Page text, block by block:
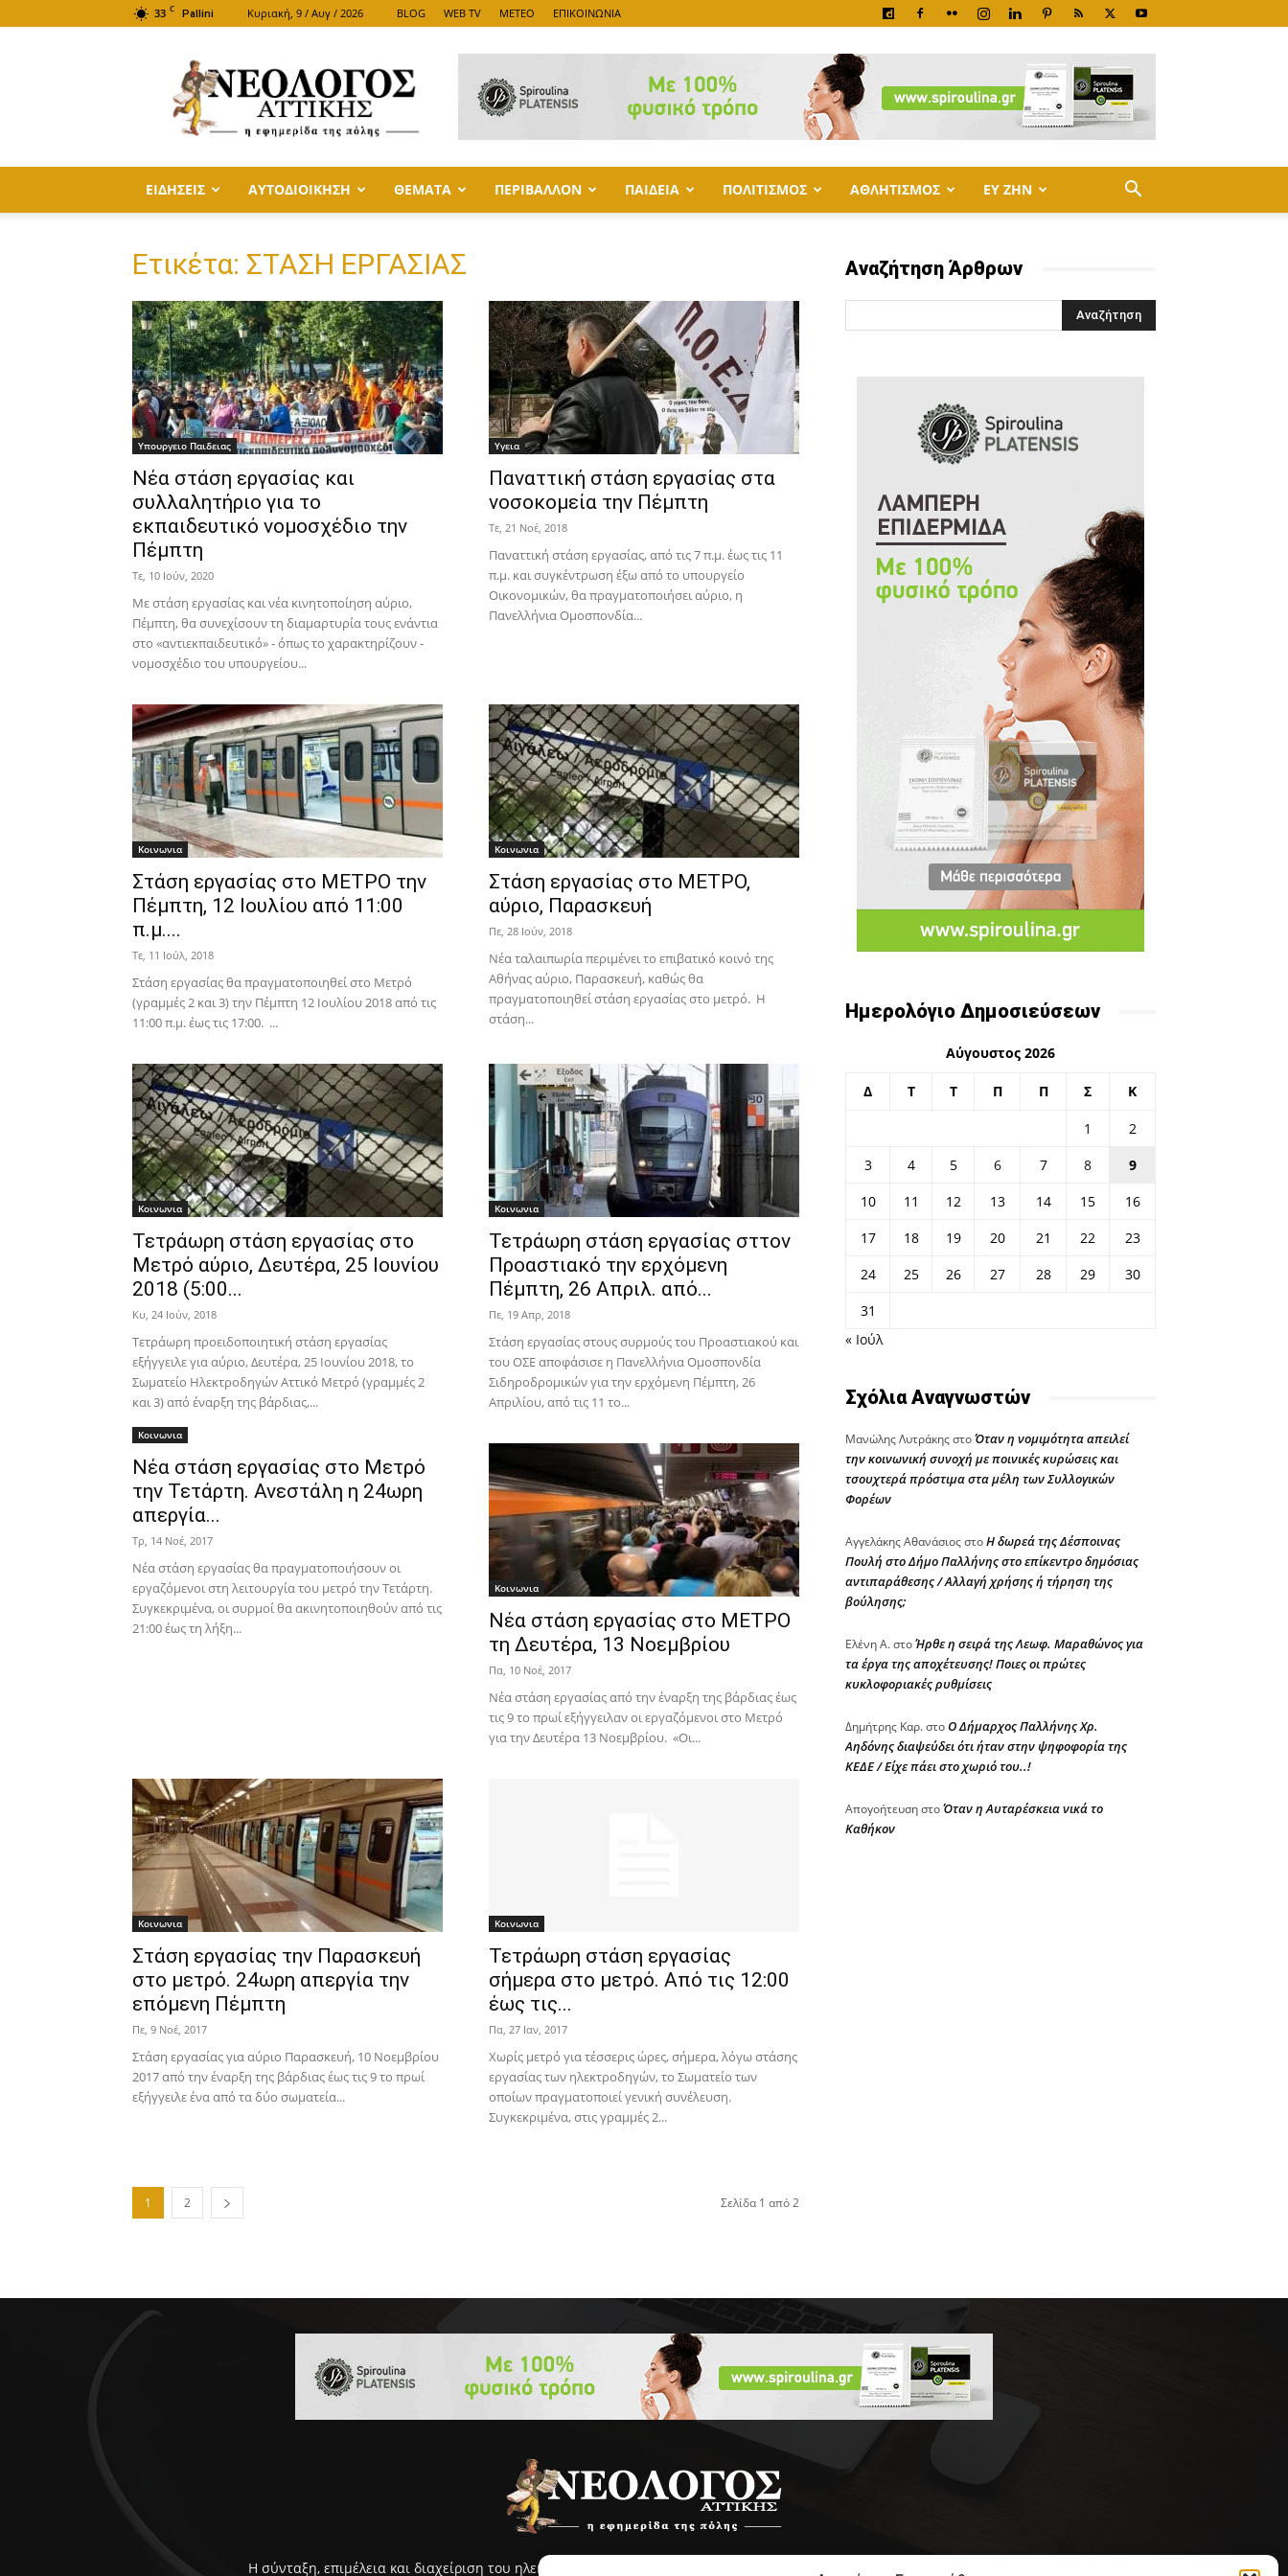
33 C Pallini Κυριακή, 9 / Αυγ / 2026 BLOG WEB TV METEO ΕΠΙΚΟΙΝΩΝΙΑ
ΑΤΤΙΚΗΣ
ΕΙΔΗΣΕΙΣ ΑΥΤΟΔΙΟΙΚΗΣΗ ΘΕΜΑΤΑ ΠΕΡΙΒΑΛΛΟΝ ΠΑΙΔΕΙΑ ΠΟΛΙΤΙΣΜΟΣ ΑΘΛΗΤΙΣΜΟΣ ΕΥ ΖΗΝ
Ετικέτα: ΣΤΑΣΗ ΕΡΓΑΣΙΑΣ
Υπουργειο Παιδειας
Νέα στάση εργασίας και
συλλαλητήριο για το
εκπαιδευτικό νομοσχέδιο την
Πέμπτη
Τε, 10 Ιούν, 2020
Με στάση εργασίας και νέα κινητοποίηση αύριο,
Πέμπτη, θα συνεχίσουν τη διαμαρτυρία τους ενάντια
στο «αντιεκπαιδευτικό» - όπως το χαρακτηρίζουν -
νομοσχέδιο του υπουργείου...
Υγεια
Παναττική στάση εργασίας στα
νοσοκομεία την Πέμπτη
Τε, 21 Νοέ, 2018
Παναττική στάση εργασίας, από τις 7 π.μ. έως τις 11
π.μ. και συγκέντρωση έξω από το υπουργείο
Οικονομικών, θα πραγματοποιήσει αύριο, η
Πανελλήνια Ομοσπονδία...
Κοινωνια
Στάση εργασίας στο ΜΕΤΡΟ την
Πέμπτη, 12 Ιουλίου από 11:00
π.μ....
Τε, 11 Ιούλ, 2018
Στάση εργασίας θα πραγματοποιηθεί στο Μετρό
(γραμμές 2 και 3) την Πέμπτη 12 Ιουλίου 2018 από τις
11:00 π.μ. έως τις 17:00. ...
Κοινωνια
Στάση εργασίας στο ΜΕΤΡΟ,
αύριο, Παρασκευή
Πε, 28 Ιούν, 2018
Nέα ταλαιπωρία περιμένει το επιβατικό κοινό της
Αθήνας αύριο, Παρασκευή, καθώς θα
πραγματοποιηθεί στάση εργασίας στο μετρό. Η
στάση...
Κοινωνια
Τετράωρη στάση εργασίας στο
Μετρό αύριο, Δευτέρα, 25 Ιουνίου
2018 (5:00...
Κυ, 24 Ιούν, 2018
Τετράωρη προειδοποιητική στάση εργασίας
εξήγγειλε για αύριο, Δευτέρα, 25 Ιουνίου 2018, το
Σωματείο Ηλεκτροδηγών Αττικό Μετρό (γραμμές 2
και 3) από έναρξη της βάρδιας,...
Κοινωνια
Τετράωρη στάση εργασίας σττον
Προαστιακό την ερχόμενη
Πέμπτη, 26 Απριλ. από...
Πε, 19 Απρ, 2018
Στάση εργασίας στους συρμούς του Προαστιακού και
του ΟΣΕ αποφάσισε η Πανελλήνια Ομοσπονδία
Σιδηροδρομικών για την ερχόμενη Πέμπτη, 26
Απριλίου, από τις 11 το...
Κοινωνια
Νέα στάση εργασίας στο Μετρό
την Τετάρτη. Ανεστάλη η 24ωρη
απεργία...
Τρ, 14 Νοέ, 2017
Νέα στάση εργασίας θα πραγματοποιήσουν οι
εργαζόμενοι στη λειτουργία του μετρό την Τετάρτη.
Συγκεκριμένα, οι συρμοί θα ακινητοποιηθούν από τις
21:00 έως τη λήξη...
Κοινωνια
Νέα στάση εργασίας στο ΜΕΤΡΟ
τη Δευτέρα, 13 Νοεμβρίου
Πα, 10 Νοέ, 2017
Nέα στάση εργασίας από την έναρξη της βάρδιας έως
τις 9 το πρωί εξήγγειλαν οι εργαζόμενοι στο Μετρό
για την Δευτέρα 13 Νοεμβρίου. «Οι...
Κοινωνια
Στάση εργασίας την Παρασκευή
στο μετρό. 24ωρη απεργία την
επόμενη Πέμπτη
Πε, 9 Νοέ, 2017
Στάση εργασίας για αύριο Παρασκευή, 10 Νοεμβρίου
2017 από την έναρξη της βάρδιας έως τις 9 το πρωί
εξήγγειλε ένα από τα δύο σωματεία...
Κοινωνια
Τετράωρη στάση εργασίας
σήμερα στο μετρό. Από τις 12:00
έως τις...
Πα, 27 Ιαν, 2017
Xωρίς μετρό για τέσσερις ώρες, σήμερα, λόγω στάσης
εργασίας των ηλεκτροδηγών, το Σωματείο των
οποίων πραγματοποιεί γενική συνέλευση.
Συγκεκριμένα, στις γραμμές 2...
1 2 Σελίδα 1 από 2
Αναζήτηση Άρθρων
Ημερολόγιο Δημοσιεύσεων
Αύγουστος 2026
Δ Τ Τ Π Π Σ Κ
1
2
3
4 5 6 7 8
9
10
11 12 13 14 15
16
17
18 19 20 21 22
23
24
25 26 27 28 29
30
31
« Ιούλ
Σχόλια Αναγνωστών
Μανώλης ΛυτράκηςστοΌταν η νομιμότητα απειλεί
την κοινωνική συνοχή με ποινικές κυρώσεις και
τσουχτερά πρόστιμα στα μέλη των Συλλογικών
Φορέων
Αγγελάκης ΑθανάσιοςστοΗ δωρεά της Δέσποινας
Πουλή στο Δήμο Παλλήνης στο επίκεντρο δημόσιας
αντιπαράθεσης / Αλλαγή χρήσης ή τήρηση της
βούλησης;
Ελένη Α.στοΉρθε η σειρά της Λεωφ. Μαραθώνος για
τα έργα της αποχέτευσης! Ποιες οι πρώτες
κυκλοφοριακές ρυθμίσεις
Δημήτρης Καρ.στοΟ Δήμαρχος Παλλήνης Χρ.
Αηδόνης διαψεύδει ότι ήταν στην ψηφοφορία της
ΚΕΔΕ / Είχε πάει στο χωριό του..!
ΑπογοήτευσηστοΌταν η Αυταρέσκεια νικά το
Καθήκον
Η σύνταξη, επιμέλεια και διαχείριση του ηλεκτρονικού ΝΕΟΛΟΓΟΥ Αττικής γίνεται με ευθύνη της συντακτικής ομάδας του